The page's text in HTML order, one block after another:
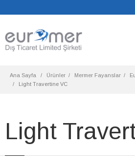
Ana Sayfa Ürünler Mermer Fayanslar
Light Travertine VC
Light